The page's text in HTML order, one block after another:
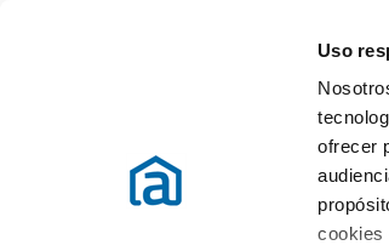
Uso
ofrecer
cookies
Alquiler pisos Málaga Alquiler
Alquiler Pisos Villanueva del Rosario